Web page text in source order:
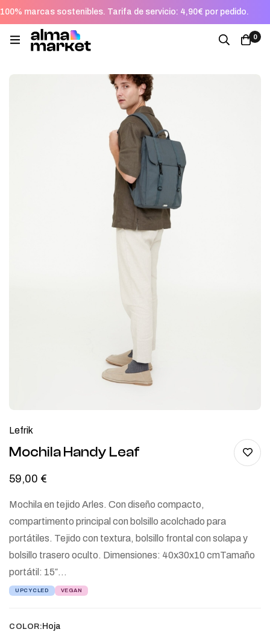
100% marcas sostenibles. Tarifa de servicio: 4,90€ por pedido.
0
Lefrik
Mochila Handy Leaf
59,00 €
Mochila en tejido Arles. Con diseño compacto,
compartimento principal con bolsillo acolchado para
portátiles. Tejido con textura, bolsillo frontal con solapa y
bolsillo trasero oculto. Dimensiones: 40x30x10 cmTamaño
portátil: 15″…
UPCYCLED VEGAN
COLOR: Hoja